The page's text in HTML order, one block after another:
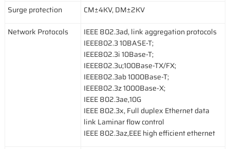
Surge protection
CM±4KV, DM±2KV
Network Protocols
IEEE 802.3ad, link aggregation protocols
IEEE802.3 10BASE-T;
IEEE802.3i 10Base-T;
IEEE802.3u;100Base-TX/FX;
IEEE802.3ab 1000Base-T;
IEEE802.3z 1000Base-X;
IEEE 802.3ae,10G
IEEE 802.3x, Full duplex Ethernet data
link Laminar flow control
IEEE 802.3az,EEE high efficient ethernet